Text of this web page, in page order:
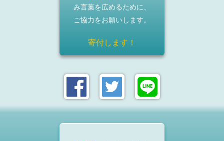
み言葉を広めるために、
ご協力をお願いします。
寄付します！